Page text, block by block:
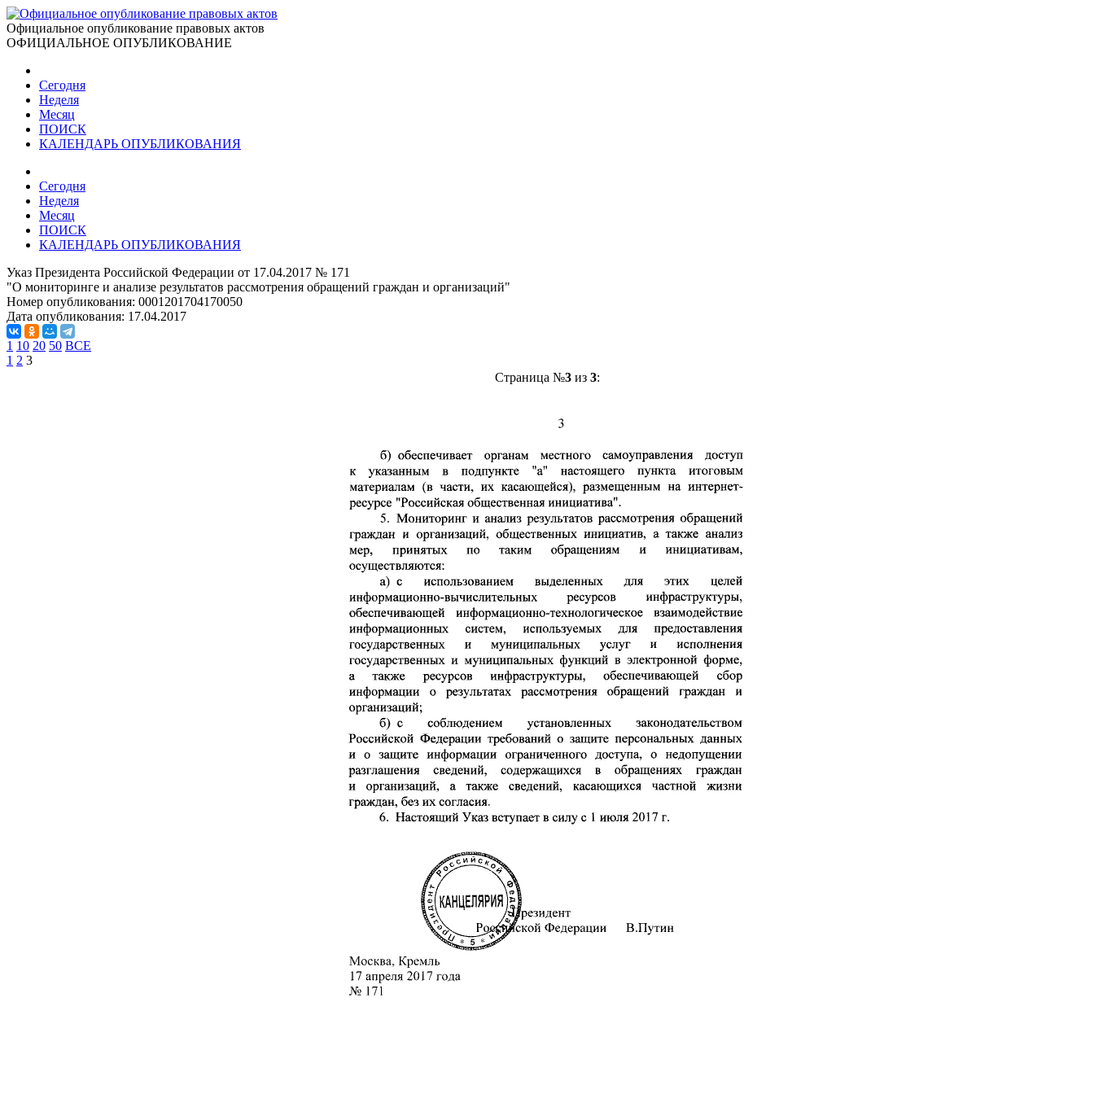
Официальное опубликование правовых актов
ОФИЦИАЛЬНОЕ ОПУБЛИКОВАНИЕ
Сегодня
Неделя
Месяц
ПОИСК
КАЛЕНДАРЬ ОПУБЛИКОВАНИЯ
Сегодня
Неделя
Месяц
ПОИСК
КАЛЕНДАРЬ ОПУБЛИКОВАНИЯ
Указ Президента Российской Федерации от 17.04.2017 № 171
"О мониторинге и анализе результатов рассмотрения обращений граждан и организаций"
Номер опубликования: 0001201704170050
Дата опубликования: 17.04.2017
1 10 20 50 ВСЕ
1 2 3
Страница №3из 3: